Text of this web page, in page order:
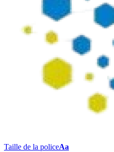
Taille de la policeAa